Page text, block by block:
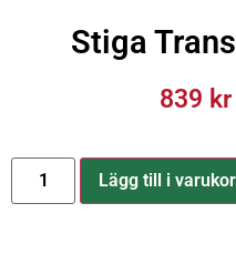
Stiga
839 kr
Lägg till i